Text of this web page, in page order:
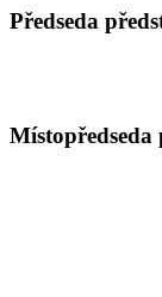
Předseda
Místopředseda